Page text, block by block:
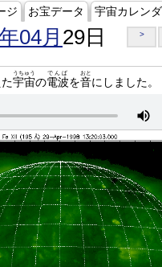
ジ お宝データ 宇宙カレン
04月 29日 >
宇宙
うちゅう
の電波
でんぱ
を音
おと
にしました。